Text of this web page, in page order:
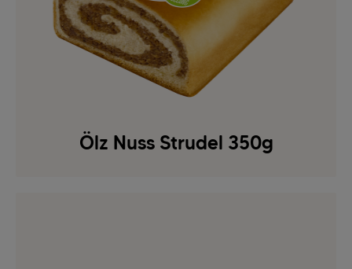
Ölz Nuss Strudel 350g